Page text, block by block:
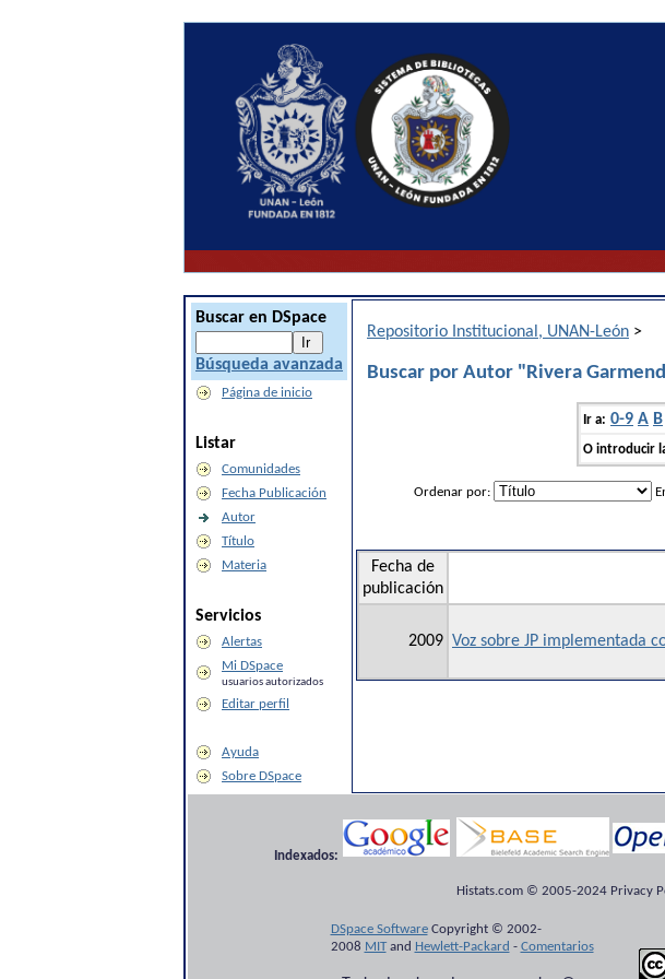
Buscar en DSpace
Búsqueda avanzada
Página de inicio
Listar
Comunidades
Fecha Publicación
Autor
Título
Materia
Servicios
Alertas
Mi DSpace
usuarios autorizados
Editar perfil
Ayuda
Sobre DSpace
Repositorio Institucional, UNAN-León >
Buscar por Autor "Rivera
Ir a: 0-9 A B
O introducir
Ordenar por:
Fecha de
publicación
2009 Voz sobre JP implementada
Indexados:
Histats.com © 2005-2024 Privacy
DSpace SoftwareCopyright © 2002-
2008 MITand Hewlett-Packard - Comentarios